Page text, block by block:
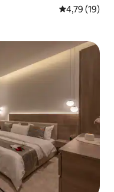
Průměrné
4,79 (19)